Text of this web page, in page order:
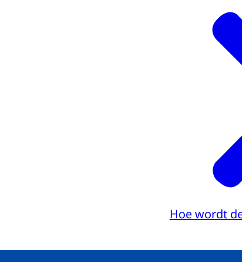
Hoe wordt